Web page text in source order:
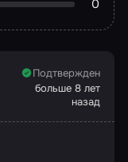
0
Подтвержден
больше 8 лет
назад